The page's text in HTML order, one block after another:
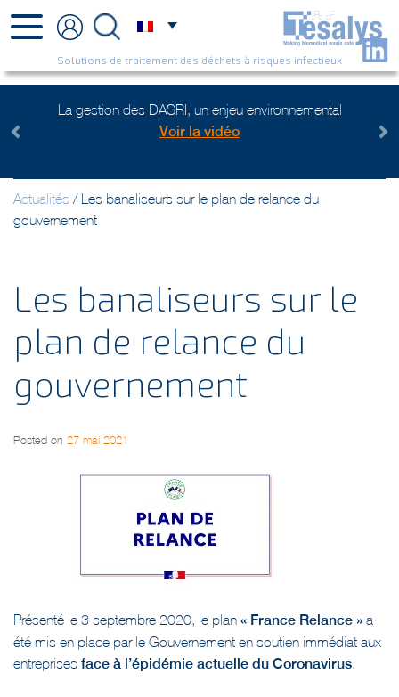
Solutions de traitement des déchets à risques infectieux
La gestion des DASRI, un enjeu environnemental
Voir la vidéo
Next
Actualités / Les banaliseurs sur le plan de relance du
gouvernement
Les banaliseurs sur le
plan de relance du
gouvernement
Posted on 27 mai 2021
Présenté le 3 septembre 2020, le plan « France Relance » a
été mis en place par le Gouvernement en soutien immédiat aux
entreprises face à l’épidémie actuelle du Coronavirus